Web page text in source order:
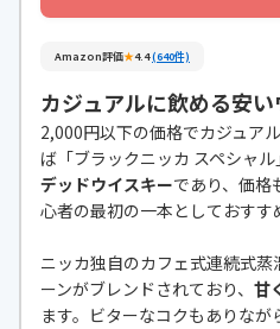
Amazon評価★4.4(640件)
カジュアルに飲める安い
2,000円以下の価格でカジュア
ば「ブラックニッカ スペシャル
デッドウイスキーであり、価格
心者の最初の一本としておすす
ニッカ独自のカフェ式連続式
ーンがブレンドされており、 甘
ます。ビターなコクもありなが